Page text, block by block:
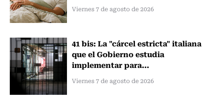
Viernes 7 de agosto de 2026
41 bis: La "cárcel estricta" italiana
que el Gobierno estudia
implementar para...
Viernes 7 de agosto de 2026